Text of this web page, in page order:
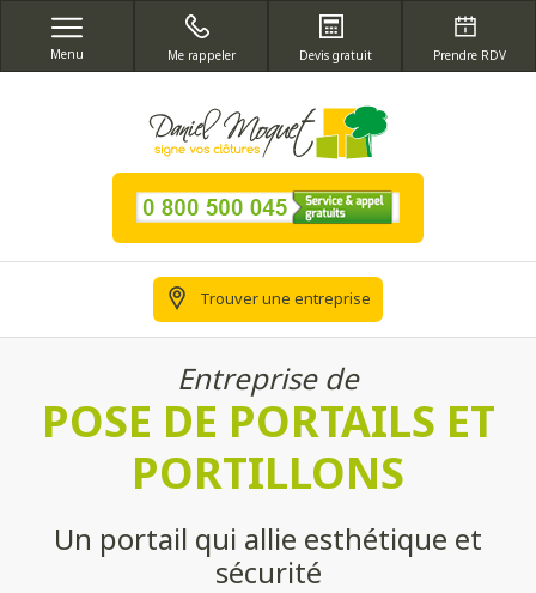
Menu Me rappeler Devis gratuit Prendre RDV
Trouver une entreprise
Entreprise de
POSE DE PORTAILS ET
PORTILLONS
Un portail qui allie esthétique et
sécurité